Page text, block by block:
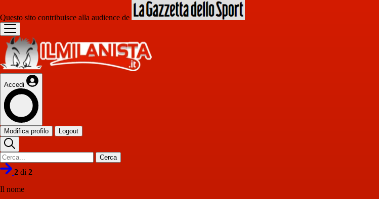
Questo sito contribuisce alla audience de
Accedi
Modifica profilo Logout
Cerca
2 di 2
Il nome